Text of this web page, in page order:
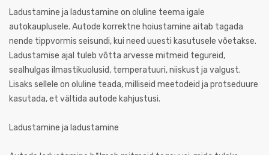
Ladustamine ja ladustamine on oluline teema igale
autokauplusele. Autode korrektne hoiustamine aitab tagada
nende tippvormis seisundi, kui need uuesti kasutusele võetakse.
Ladustamise ajal tuleb võtta arvesse mitmeid tegureid,
sealhulgas ilmastikuolusid, temperatuuri, niiskust ja valgust.
Lisaks sellele on oluline teada, milliseid meetodeid ja protseduure
kasutada, et vältida autode kahjustusi.
Ladustamine ja ladustamine